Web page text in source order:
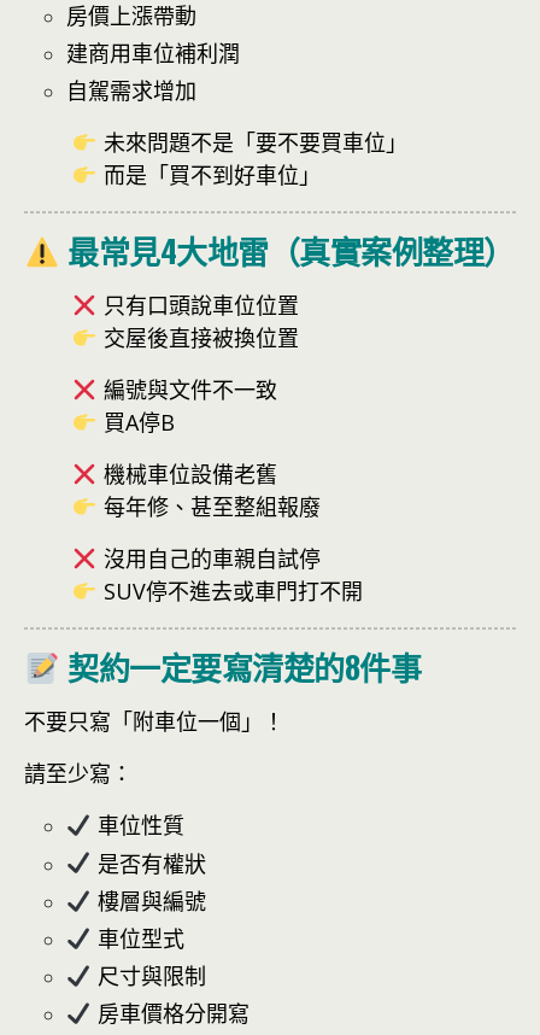
房價上漲帶動
建商用車位補利潤
自駕需求增加
未來問題不是「要不要買車位」
而是「買不到好車位」
最常見4大地雷（真實案例整理）
只有口頭說車位位置
交屋後直接被換位置
編號與文件不一致
買A停B
機械車位設備老舊
每年修、甚至整組報廢
沒用自己的車親自試停
SUV停不進去或車門打不開
契約一定要寫清楚的8件事
不要只寫「附車位一個」！
請至少寫：
車位性質
是否有權狀
樓層與編號
車位型式
尺寸與限制
房車價格分開寫